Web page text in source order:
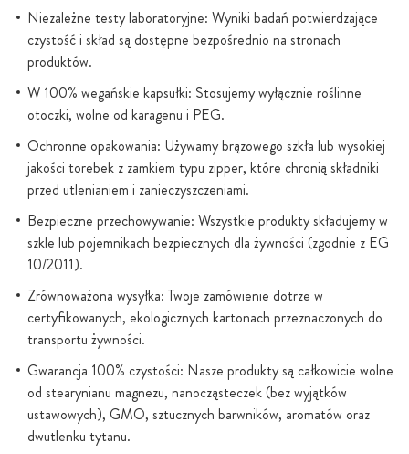
Niezależne testy laboratoryjne: Wyniki badań potwierdzające
czystość i skład są dostępne bezpośrednio na stronach
produktów.
W 100% wegańskie kapsułki: Stosujemy wyłącznie roślinne
otoczki, wolne od karagenu i PEG.
Ochronne opakowania: Używamy brązowego szkła lub wysokiej
jakości torebek z zamkiem typu zipper, które chronią składniki
przed utlenianiem i zanieczyszczeniami.
Bezpieczne przechowywanie: Wszystkie produkty składujemy w
szkle lub pojemnikach bezpiecznych dla żywności (zgodnie z EG
10/2011).
Zrównoważona wysyłka: Twoje zamówienie dotrze w
certyfikowanych, ekologicznych kartonach przeznaczonych do
transportu żywności.
Gwarancja 100% czystości: Nasze produkty są całkowicie wolne
od stearynianu magnezu, nanocząsteczek (bez wyjątków
ustawowych), GMO, sztucznych barwników, aromatów oraz
dwutlenku tytanu.